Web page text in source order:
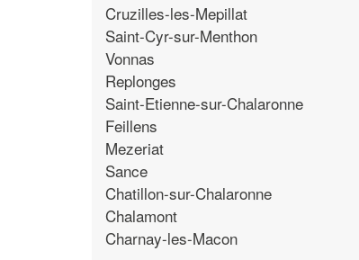
Cruzilles-les-Mepillat
Saint-Cyr-sur-Menthon
Vonnas
Replonges
Saint-Etienne-sur-Chalaronne
Feillens
Mezeriat
Sance
Chatillon-sur-Chalaronne
Chalamont
Charnay-les-Macon